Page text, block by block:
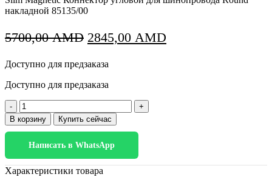
накладной 85135/00
5700,00AMD Первоначальная
составляла
5700,00 AMD.
2845,00 AMD
Доступно для предзаказа
Доступно для предзаказа
Количество
товара
Slim
Коннектор
угловой
для
В корзину Купить сейчас
Написать в WhatsApp
Характеристики товара